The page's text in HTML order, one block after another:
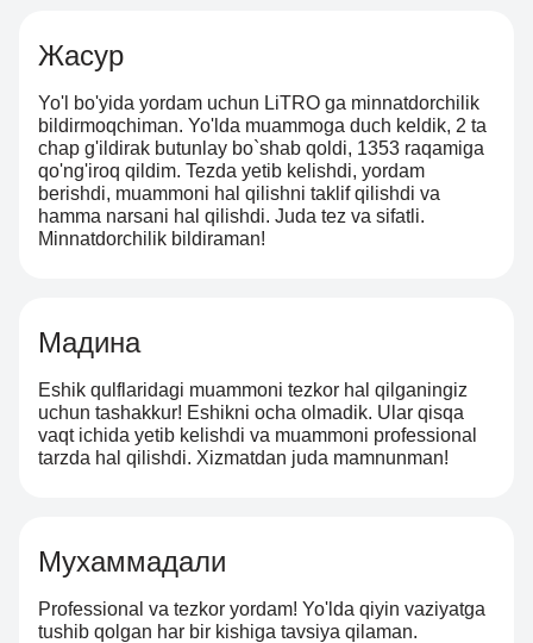
Жасур
Yo'l bo'yida yordam uchun LiTRO ga minnatdorchilik
bildirmoqchiman. Yo'lda muammoga duch keldik, 2 ta
chap g'ildirak butunlay bo`shab qoldi, 1353 raqamiga
qo'ng'iroq qildim. Tezda yetib kelishdi, yordam
berishdi, muammoni hal qilishni taklif qilishdi va
hamma narsani hal qilishdi. Juda tez va sifatli.
Minnatdorchilik bildiraman!
Мадина
Eshik qulflaridagi muammoni tezkor hal qilganingiz
uchun tashakkur! Eshikni ocha olmadik. Ular qisqa
vaqt ichida yetib kelishdi va muammoni professional
tarzda hal qilishdi. Xizmatdan juda mamnunman!
Мухаммадали
Professional va tezkor yordam! Yo'lda qiyin vaziyatga
tushib qolgan har bir kishiga tavsiya qilaman.